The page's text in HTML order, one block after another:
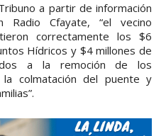
a partir de información
Radio Cfayate, “el vecino
correctamente los $6
Hídricos y $4 millones de
a la remoción de los
colmatación del puente y